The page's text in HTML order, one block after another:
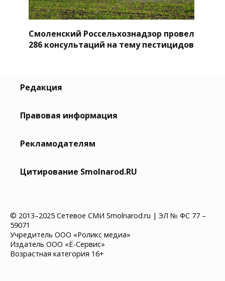
Смоленский Россельхознадзор провел
286 консультаций на тему пестицидов
Редакция
Правовая информация
Рекламодателям
Цитирование Smolnarod.RU
© 2013–2025 Сетевое СМИ Smolnarod.ru | ЭЛ № ФС 77 –
59071
Учредитель ООО «Роликс медиа»
Издатель ООО «Ё-Сервис»
Возрастная категория 16+